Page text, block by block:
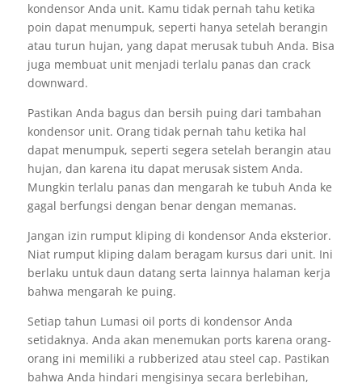
kondensor Anda unit. Kamu tidak pernah tahu ketika
poin dapat menumpuk, seperti hanya setelah berangin
atau turun hujan, yang dapat merusak tubuh Anda. Bisa
juga membuat unit menjadi terlalu panas dan crack
downward.
Pastikan Anda bagus dan bersih puing dari tambahan
kondensor unit. Orang tidak pernah tahu ketika hal
dapat menumpuk, seperti segera setelah berangin atau
hujan, dan karena itu dapat merusak sistem Anda.
Mungkin terlalu panas dan mengarah ke tubuh Anda ke
gagal berfungsi dengan benar dengan memanas.
Jangan izin rumput kliping di kondensor Anda eksterior.
Niat rumput kliping dalam beragam kursus dari unit. Ini
berlaku untuk daun datang serta lainnya halaman kerja
bahwa mengarah ke puing.
Setiap tahun Lumasi oil ports di kondensor Anda
setidaknya. Anda akan menemukan ports karena orang-
orang ini memiliki a rubberized atau steel cap. Pastikan
bahwa Anda hindari mengisinya secara berlebihan,